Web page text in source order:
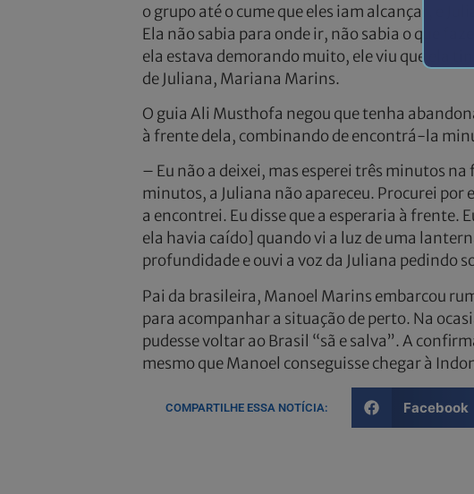
o grupo até o cume que eles iam alcançar, e
Ela não sabia para onde ir, não sabia o que
ela estava demorando muito, ele viu que ela
de Juliana, Mariana Marins.
O guia Ali Musthofa negou que tenha
à frente dela, combinando de encontrá-la
– Eu não a deixei, mas esperei três minutos na
minutos, a Juliana não apareceu. Procurei por
a encontrei. Eu disse que a esperaria à frente.
ela havia caído] quando vi a luz de uma
profundidade e ouvi a voz da Juliana pedindo
Pai da brasileira, Manoel Marins embarcou
para acompanhar a situação de perto. Na
pudesse voltar ao Brasil “sã e salva”. A
mesmo que Manoel conseguisse chegar à
COMPARTILHE ESSA NOTÍCIA: Facebook